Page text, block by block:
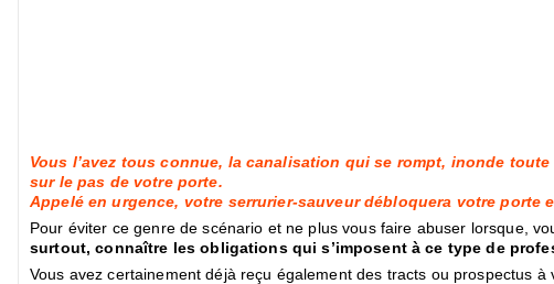
Vous l’avez tous connue, la canalisation qui se rompt, inonde
sur le pas de votre porte.
Appelé en urgence, votre serrurier-sauveur débloquera votre
Pour éviter ce genre de scénario et ne plus vous faire abuser lorsque,
surtout, connaître les obligations qui s’imposent à ce type de
Vous avez certainement déjà reçu également des tracts ou prospectus